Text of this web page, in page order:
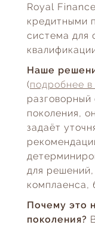
Royal
кредитными
система для
Наше
(подробнее в
разговорный
поколения,
задаёт
для решений,
комплаенса,
Почему это
поколения?